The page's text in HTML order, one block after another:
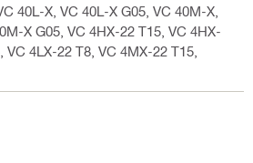
40L-X, VC 40L-X G05, VC 40M-X,
X G05, VC 4HX-22 T15, VC 4HX-
VC 4LX-22 T8, VC 4MX-22 T15,